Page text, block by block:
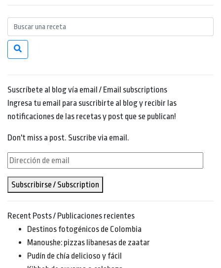
Suscríbete al blog vía email / Email subscriptions
Ingresa tu email para suscribirte al blog y recibir las
notificaciones de las recetas y post que se publican!
Don't miss a post. Suscribe via email.
Dirección
email
Subscribirse / Subscription
Recent Posts / Publicaciones recientes
Destinos fotogénicos de Colombia
Manoushe: pizzas libanesas de zaatar
Pudín de chía delicioso y fácil